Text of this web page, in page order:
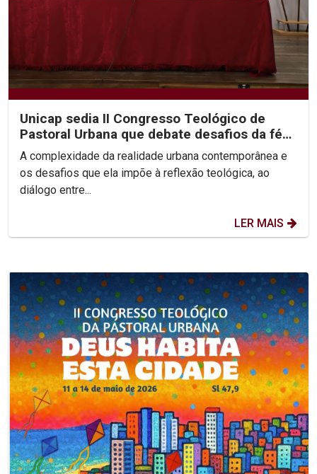
Unicap sedia II Congresso Teológico de
Pastoral Urbana que debate desafios da fé
nas cidades
A complexidade da realidade urbana contemporânea e
os desafios que ela impõe à reflexão teológica, ao
diálogo entre...
LER MAIS